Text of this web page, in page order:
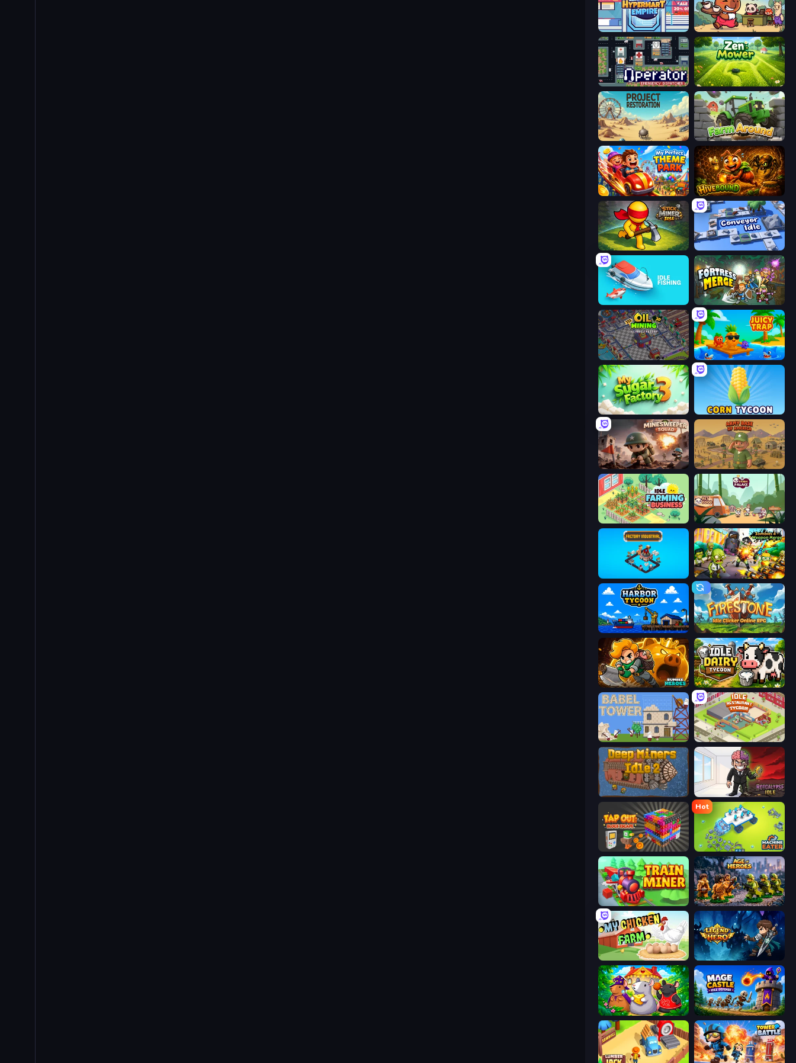
Idle Hypermart Empire Capy Cafe
Operator: Emergency Dispatcher Zen Mower
Project Restoration Farm Around
My Perfect Theme Park Hivebound
Stick Miner Idle Conveyor Idle
Idle Fishing Fortress Merge
Oil Mining 3D: Petrol Factory Juicy Trap
My Sugar Factory 3 Corn Tycoon
Minesweeper Squad Army Base Of America
Idle Farming Business Panda Palace
Factory Industrial Zombies 4 Weapon Merge
Harbor Tycoon Firestone – Idle Clicker Online RPG
Rumble Heroes Idle Dairy Tycoon
Babel Tower Idle Restaurant Tycoon
Deep Miners Idle 2 Rotcalypse: Idle Incremental
Tap Out: Block Escape
Hot
Machine Eater
Train Miner Age of Heroes
My Chicken Farm Legend of Hero
Rat's House - Nonogram Mage Castle Idle Defense